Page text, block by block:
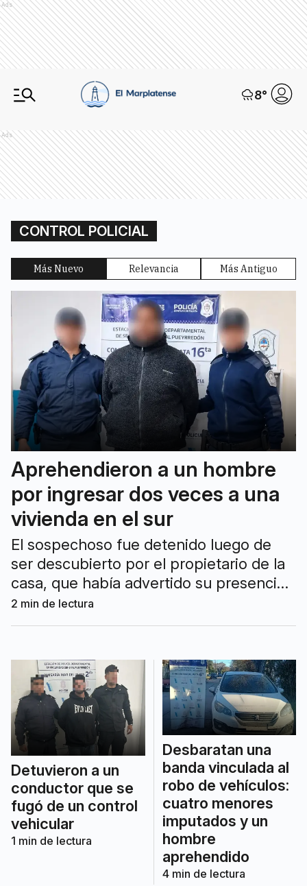
Ads
8°
Ads
CONTROL POLICIAL
Más Nuevo Relevancia Más Antiguo
Aprehendieron a un hombre
por ingresar dos veces a una
vivienda en el sur
El sospechoso fue detenido luego de
ser descubierto por el propietario de la
casa, que había advertido su presencia
a través de las cámaras de seguridad. La
Justicia lo imputó por violación de
2 min de lectura
Detuvieron a un
conductor que se
fugó de un control
vehicular
1 min de lectura
Desbaratan una
banda vinculada al
robo de vehículos:
cuatro menores
imputados y un
hombre
aprehendido
4min de lectura